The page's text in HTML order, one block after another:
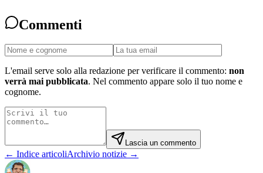
Commenti
L'email serve solo alla redazione per verificare il commento: non
verrà mai pubblicata. Nel commento appare solo il tuo nome e
cognome.
Lascia un commento
← Indice articoliArchivio notizie →